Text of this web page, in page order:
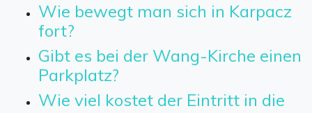
Wie bewegt man sich in Karpacz
fort?
Gibt es bei der Wang-Kirche einen
Parkplatz?
Wie viel kostet der Eintritt in die